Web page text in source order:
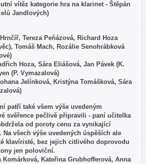
vítěz kategorie hra na klarinet - Štěpán
Jandlových)
Tereza Peňázová, Richard Hoza
Tomáš Mach, Rozálie Senohrábková
Hoza, Sára Eliášová, Jan Pávek (K.
(P. Vymazalová)
Jelínková, Kristýna Tomášková, Sára
patří také všem výše uvedeným
svěřence pečlivě připravili - paní učitelka
od poroty cenu za vynikající
Na všech výše uvedených úspěších ale
klavíristé, bez jejich citlivého doprovodu
jen poloviční.
Komárková, Kateřina Grubhofferová, Anna